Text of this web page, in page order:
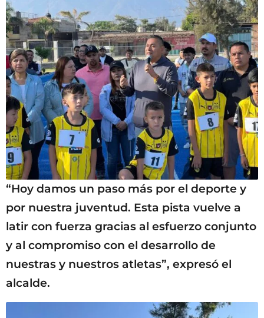
“Hoy damos un paso más por el deporte y
por nuestra juventud. Esta pista vuelve a
latir con fuerza gracias al esfuerzo conjunto
y al compromiso con el desarrollo de
nuestras y nuestros atletas”, expresó el
alcalde.